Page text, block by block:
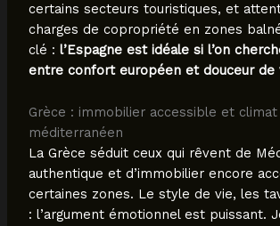
certains secteurs touristiques, et
charges de copropriété en zones
clé : l’Espagne est idéale si l’on
entre confort européen et douceur de
Grèce : immobilier accessible et climat
méditerranéen
La Grèce séduit ceux qui rêvent de
authentique et d’immobilier encore
certaines zones. Le style de vie, les
: l’argument émotionnel est puissant.